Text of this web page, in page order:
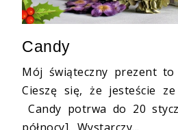
Candy
Mój świąteczny prezent to
Cieszę się, że jesteście
Candy potrwa do 20